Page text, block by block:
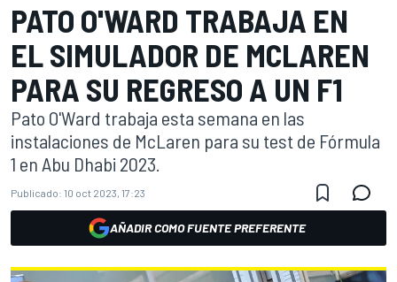
PATO O'WARD TRABAJA EN
EL SIMULADOR DE MCLAREN
PARA SU REGRESO A UN F1
Pato O'Ward trabaja esta semana en las
instalaciones de McLaren para su test de Fórmula
1 en Abu Dhabi 2023.
Publicado: 10 oct 2023, 17:23
AÑADIR COMO FUENTE PREFERENTE